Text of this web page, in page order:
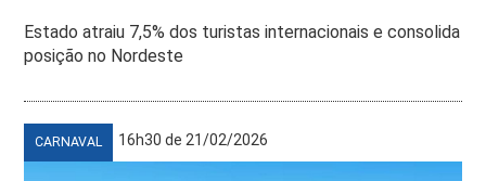
Estado atraiu 7,5% dos turistas internacionais e consolida
posição no Nordeste
CARNAVAL 16h30 de 21/02/2026